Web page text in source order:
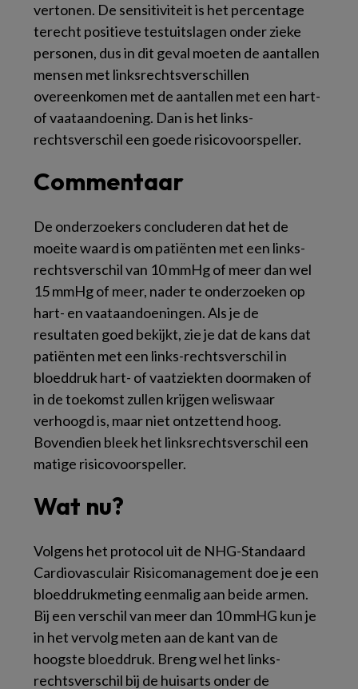
vertonen. De sensitiviteit is het percentage
terecht positieve testuitslagen onder zieke
personen, dus in dit geval moeten de aantallen
mensen met linksrechtsverschillen
overeenkomen met de aantallen met een hart-
of vaataandoening. Dan is het links-
rechtsverschil een goede risicovoorspeller.
Commentaar
De onderzoekers concluderen dat het de
moeite waard is om patiënten met een links-
rechtsverschil van 10 mmHg of meer dan wel
15 mmHg of meer, nader te onderzoeken op
hart- en vaataandoeningen. Als je de
resultaten goed bekijkt, zie je dat de kans dat
patiënten met een links-rechtsverschil in
bloeddruk hart- of vaatziekten doormaken of
in de toekomst zullen krijgen weliswaar
verhoogd is, maar niet ontzettend hoog.
Bovendien bleek het linksrechtsverschil een
matige risicovoorspeller.
Wat nu?
Volgens het protocol uit de NHG-Standaard
Cardiovasculair Risicomanagement doe je een
bloeddrukmeting eenmalig aan beide armen.
Bij een verschil van meer dan 10 mmHG kun je
in het vervolg meten aan de kant van de
hoogste bloeddruk. Breng wel het links-
rechtsverschil bij de huisarts onder de